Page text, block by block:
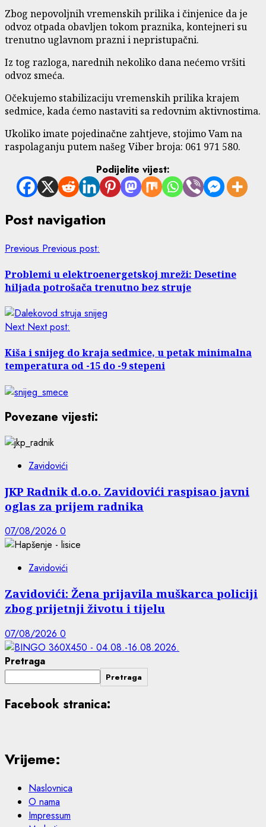
Zbog nepovoljnih vremenskih prilika i činjenice da je
odvoz otpada obavljen tokom praznika, kontejneri su
trenutno uglavnom prazni i nepristupačni.
Iz tog razloga, narednih nekoliko dana nećemo vršiti
odvoz smeća.
Očekujemo stabilizaciju vremenskih prilika krajem
sedmice, kada ćemo nastaviti sa redovnim aktivnostima.
Ukoliko imate pojedinačne zahtjeve, stojimo Vam na
raspolaganju putem našeg Viber broja: 061 971 580.
Podijelite vijest:
Post navigation
Previous Previous post:
Problemi u elektroenergetskoj mreži: Desetine
hiljada potrošača trenutno bez struje
Next Next post:
Kiša i snijeg do kraja sedmice, u petak minimalna
temperatura od -15 do -9 stepeni
Povezane vijesti:
Zavidovići
JKP Radnik d.o.o. Zavidovići raspisao javni
oglas za prijem radnika
07/08/2026 0
Zavidovići
Zavidovići: Žena prijavila muškarca policiji
zbog prijetnji životu i tijelu
07/08/2026 0
Pretraga
Pretraga
Facebook stranica:
Vrijeme:
Naslovnica
O nama
Impressum